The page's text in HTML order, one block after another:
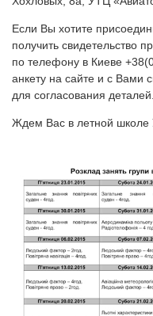
Если Вы хотите
получить свидетельство
по телефону в Киеве
анкету на сайте и с Вами
для согласования деталей.
Ждем Вас в летной школе